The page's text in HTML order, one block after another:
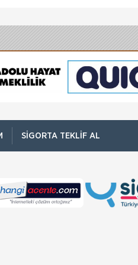
Aksigorta Pati Sigortası’nın
hekim ağı, teminat kapsamı ve
ile içiniz rahat olsun. Can
sağlık ihtiyaçları g&
Aksigorta
Sağlık Sigortası
Bireysel Sağlık Sigortası Yatarak yapılacak
ve tahlillerden ilaç masraflarına,
müdahalelerden doğuma kadar
dilerseni
Aksigorta
değerli olduğunu biliyoruz. Bu
başınıza gelebilecek aksiliklere
onları Aksigorta güvencesine
SIGORTA TEKLIF AL